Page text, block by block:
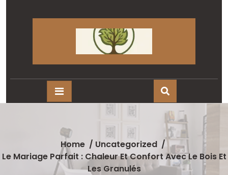
Home / Uncategorized /
Le Mariage Parfait : Chaleur Et Confort Avec Le Bois Et
Les Granulés